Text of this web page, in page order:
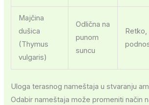
Majčina
dušica
(Thymus
vulgaris)
Odlična na
punom
suncu
Retko,
Uloga terasnog nameštaja u stvaranju
Odabir nameštaja može promeniti način